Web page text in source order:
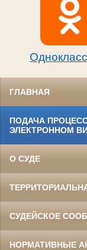
ГЛАВНАЯ
ПОДАЧА
ЭЛЕКТРОННОМ
О СУДЕ
СУДЕЙСКОЕ
НОРМАТИВНЫЕ